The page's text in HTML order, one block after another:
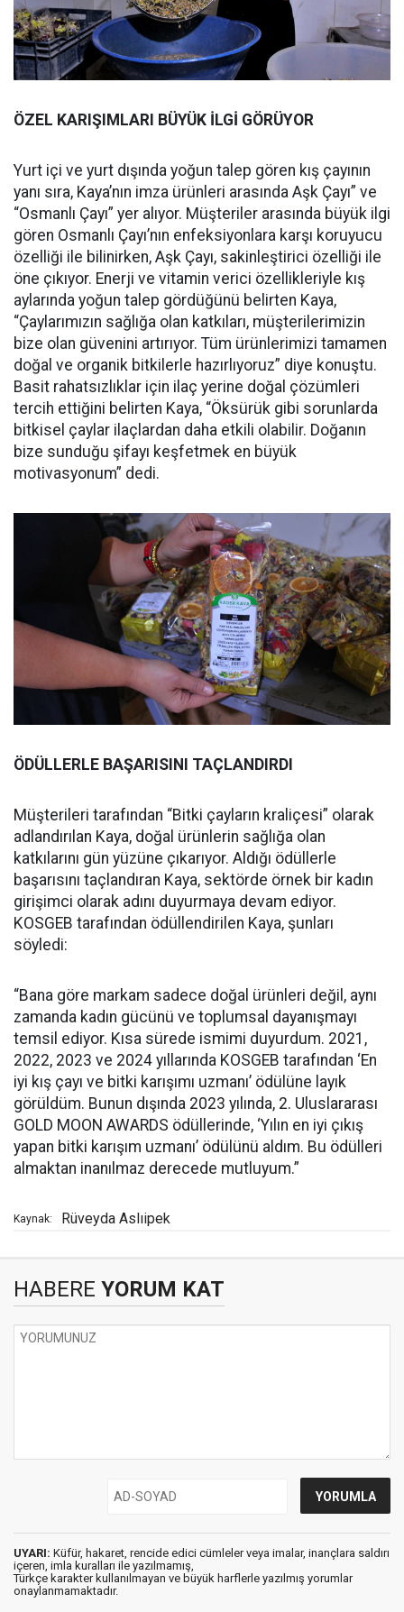
ÖZEL KARIŞIMLARI BÜYÜK İLGİ GÖRÜYOR
Yurt içi ve yurt dışında yoğun talep gören kış çayının
yanı sıra, Kaya’nın imza ürünleri arasında Aşk Çayı” ve
“Osmanlı Çayı” yer alıyor. Müşteriler arasında büyük ilgi
gören Osmanlı Çayı’nın enfeksiyonlara karşı koruyucu
özelliği ile bilinirken, Aşk Çayı, sakinleştirici özelliği ile
öne çıkıyor. Enerji ve vitamin verici özellikleriyle kış
aylarında yoğun talep gördüğünü belirten Kaya,
“Çaylarımızın sağlığa olan katkıları, müşterilerimizin
bize olan güvenini artırıyor. Tüm ürünlerimizi tamamen
doğal ve organik bitkilerle hazırlıyoruz” diye konuştu.
Basit rahatsızlıklar için ilaç yerine doğal çözümleri
tercih ettiğini belirten Kaya, “Öksürük gibi sorunlarda
bitkisel çaylar ilaçlardan daha etkili olabilir. Doğanın
bize sunduğu şifayı keşfetmek en büyük
motivasyonum” dedi.
ÖDÜLLERLE BAŞARISINI TAÇLANDIRDI
Müşterileri tarafından “Bitki çayların kraliçesi” olarak
adlandırılan Kaya, doğal ürünlerin sağlığa olan
katkılarını gün yüzüne çıkarıyor. Aldığı ödüllerle
başarısını taçlandıran Kaya, sektörde örnek bir kadın
girişimci olarak adını duyurmaya devam ediyor.
KOSGEB tarafından ödüllendirilen Kaya, şunları
söyledi:
“Bana göre markam sadece doğal ürünleri değil, aynı
zamanda kadın gücünü ve toplumsal dayanışmayı
temsil ediyor. Kısa sürede ismimi duyurdum. 2021,
2022, 2023 ve 2024 yıllarında KOSGEB tarafından ‘En
iyi kış çayı ve bitki karışımı uzmanı’ ödülüne layık
görüldüm. Bunun dışında 2023 yılında, 2. Uluslararası
GOLD MOON AWARDS ödüllerinde, ‘Yılın en iyi çıkış
yapan bitki karışım uzmanı’ ödülünü aldım. Bu ödülleri
almaktan inanılmaz derecede mutluyum.”
Kaynak: Rüveyda Aslıipek
HABERE YORUM KAT
UYARI: Küfür, hakaret, rencide edici cümleler veya imalar, inançlara saldırı
içeren, imla kuralları ile yazılmamış,
Türkçe karakter kullanılmayan ve büyük harflerle yazılmış yorumlar
onaylanmamaktadır.